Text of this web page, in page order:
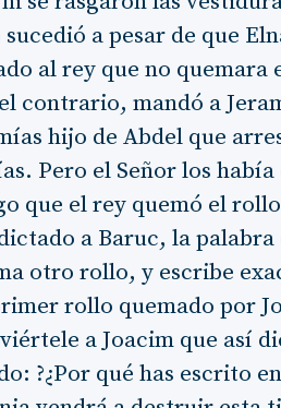
sucedió a pesar de que
al rey que no
contrario, mandó a
hijo de Abdel que
Pero el Señor los
que el rey quemó el
a Baruc, la palabra
otro rollo, y escribe
rollo quemado por
a Joacim que así
?¿Por qué has escrito